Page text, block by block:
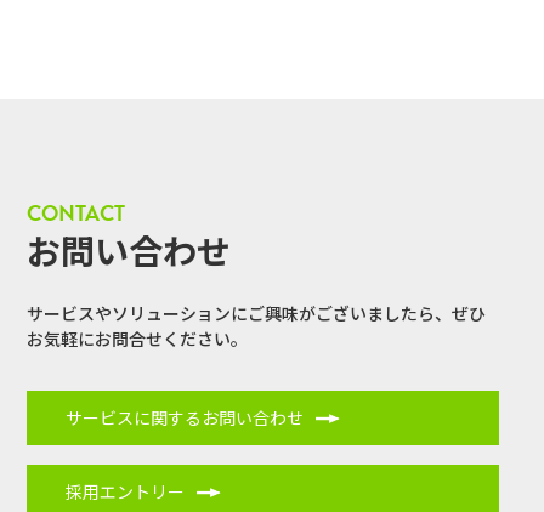
CONTACT
お問い合わせ
サービスやソリューションにご興味がございましたら、ぜひ
お気軽にお問合せください。
サービスに関するお問い合わせ
採用エントリー